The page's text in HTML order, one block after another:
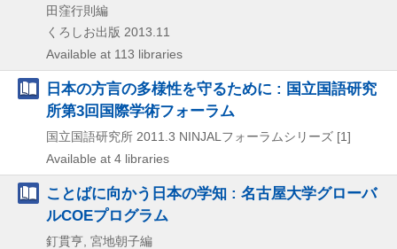
田窪行則編
くろしお出版 2013.11
Available at 113 libraries
日本の方言の多様性を守るために : 国立国語研究
所第3回国際学術フォーラム
国立国語研究所 2011.3 NINJALフォーラムシリーズ [1]
Available at 4 libraries
ことばに向かう日本の学知 : 名古屋大学グローバ
ルCOEプログラム
釘貫亨, 宮地朝子編